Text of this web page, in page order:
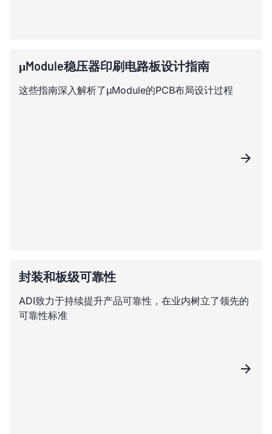
μModule稳压器印刷电路板设计指南
这些指南深入解析了µModule的PCB布局设计过程
封装和板级可靠性
ADI致力于持续提升产品可靠性，在业内树立了领先的
可靠性标准